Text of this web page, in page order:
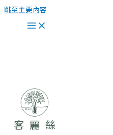
跳至主要內容